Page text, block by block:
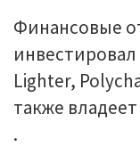
Финансовые
Lighter,
также
.